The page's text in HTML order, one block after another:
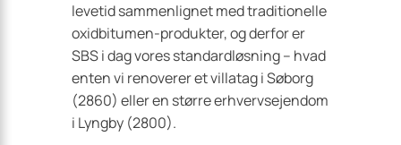
levetid sammenlignet med traditionelle
oxidbitumen-produkter, og derfor er
SBS i dag vores standardløsning – hvad
enten vi renoverer et villatag i Søborg
(2860) eller en større erhvervsejendom
i Lyngby (2800).